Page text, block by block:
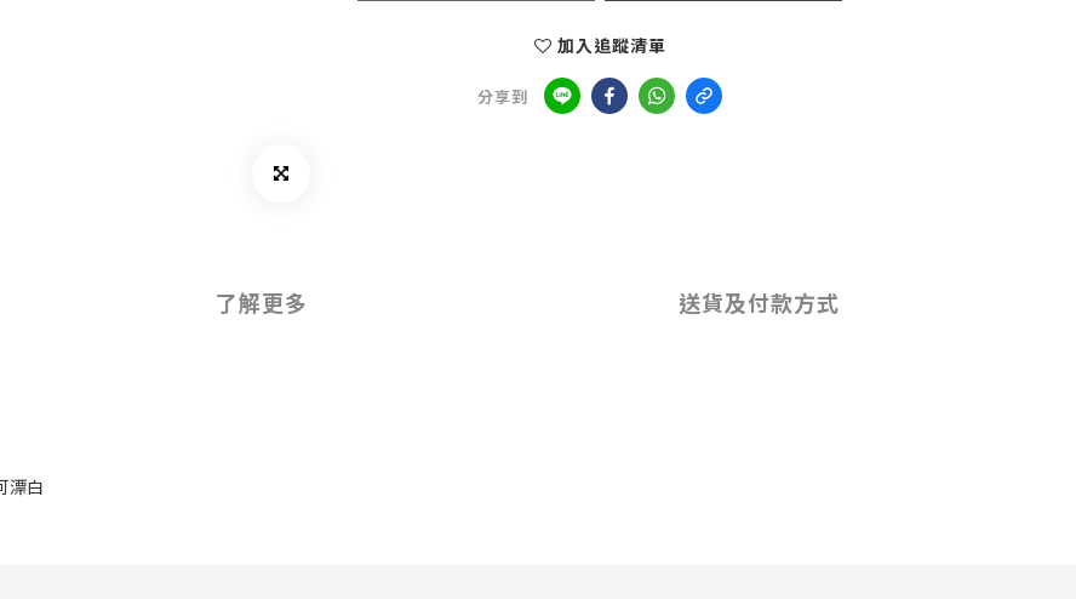
加入追蹤清單
分享到
了解更多 送貨及付款方式
漂白